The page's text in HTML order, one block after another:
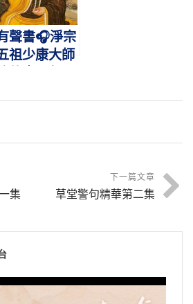
聲書🎧淨宗
祖少康大師
集
下一篇文章
草堂警句精華第二集